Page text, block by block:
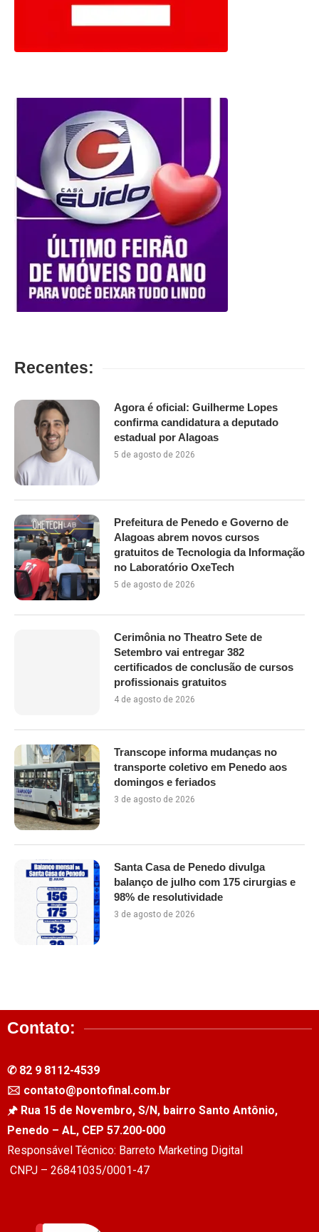
Recentes:
Agora é oficial: Guilherme Lopes
confirma candidatura a deputado
estadual por Alagoas
5 de agosto de 2026
Prefeitura de Penedo e Governo de
Alagoas abrem novos cursos
gratuitos de Tecnologia da Informação
no Laboratório OxeTech
5 de agosto de 2026
Cerimônia no Theatro Sete de
Setembro vai entregar 382
certificados de conclusão de cursos
profissionais gratuitos
4 de agosto de 2026
Transcope informa mudanças no
transporte coletivo em Penedo aos
domingos e feriados
3 de agosto de 2026
Santa Casa de Penedo divulga
balanço de julho com 175 cirurgias e
98% de resolutividade
3 de agosto de 2026
Contato:
✆ 82 9 8112-4539
🖂 contato@pontofinal.com.br
🖈 Rua 15 de Novembro, S/N, bairro Santo Antônio,
Penedo – AL, CEP 57.200-000
Responsável Técnico: Barreto Marketing Digital
CNPJ – 26841035/0001-47